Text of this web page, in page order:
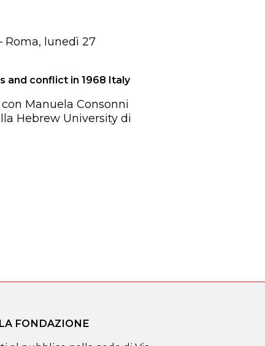
Roma, lunedì 27
and conflict in 1968 Italy
Manuela Consonni
Hebrew University di
FONDAZIONE